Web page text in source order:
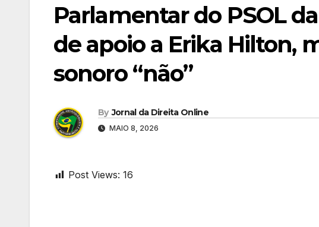
Parlamentar do PSOL
de apoio a Erika Hilton,
sonoro “não”
By Jornal da Direita Online
MAIO 8, 2026
Post Views: 16